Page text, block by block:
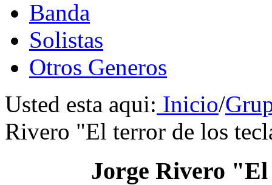
Banda
Solistas
Otros Generos
Usted esta aqui: Inicio/
Rivero "El terror de los
Jorge Rivero